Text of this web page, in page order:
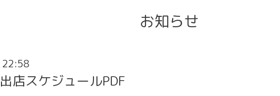
お知らせ
店スケジュールPDF